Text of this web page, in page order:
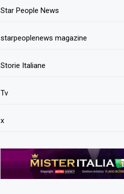
Star People News
starpeoplenews magazine
Storie Italiane
Tv
x